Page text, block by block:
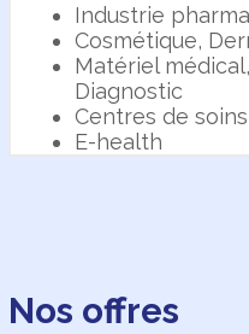
Industrie
Cosmétique,
Matériel
Diagnostic
Centres de soins
E-health
Nos offres